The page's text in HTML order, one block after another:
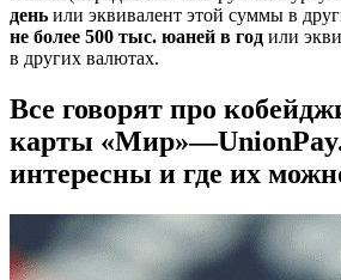
день или эквивалент этой суммы в
не более 500 тыс. юаней в год или
в других валютах.
Все говорят про
карты
интересны и где их